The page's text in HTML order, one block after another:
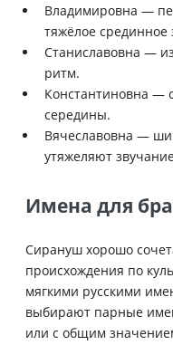
Владимировна —
тяжёлое срединное
Станиславовна —
ритм.
Константиновна —
середины.
Вячеславовна —
утяжеляют
Имена для
Сирануш хорошо
происхождения по
мягкими русскими
выбирают парные
или с общим